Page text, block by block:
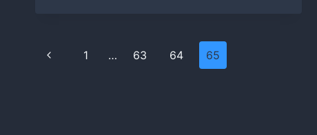
Навигация
Предыдущая
1 … 63 64 65